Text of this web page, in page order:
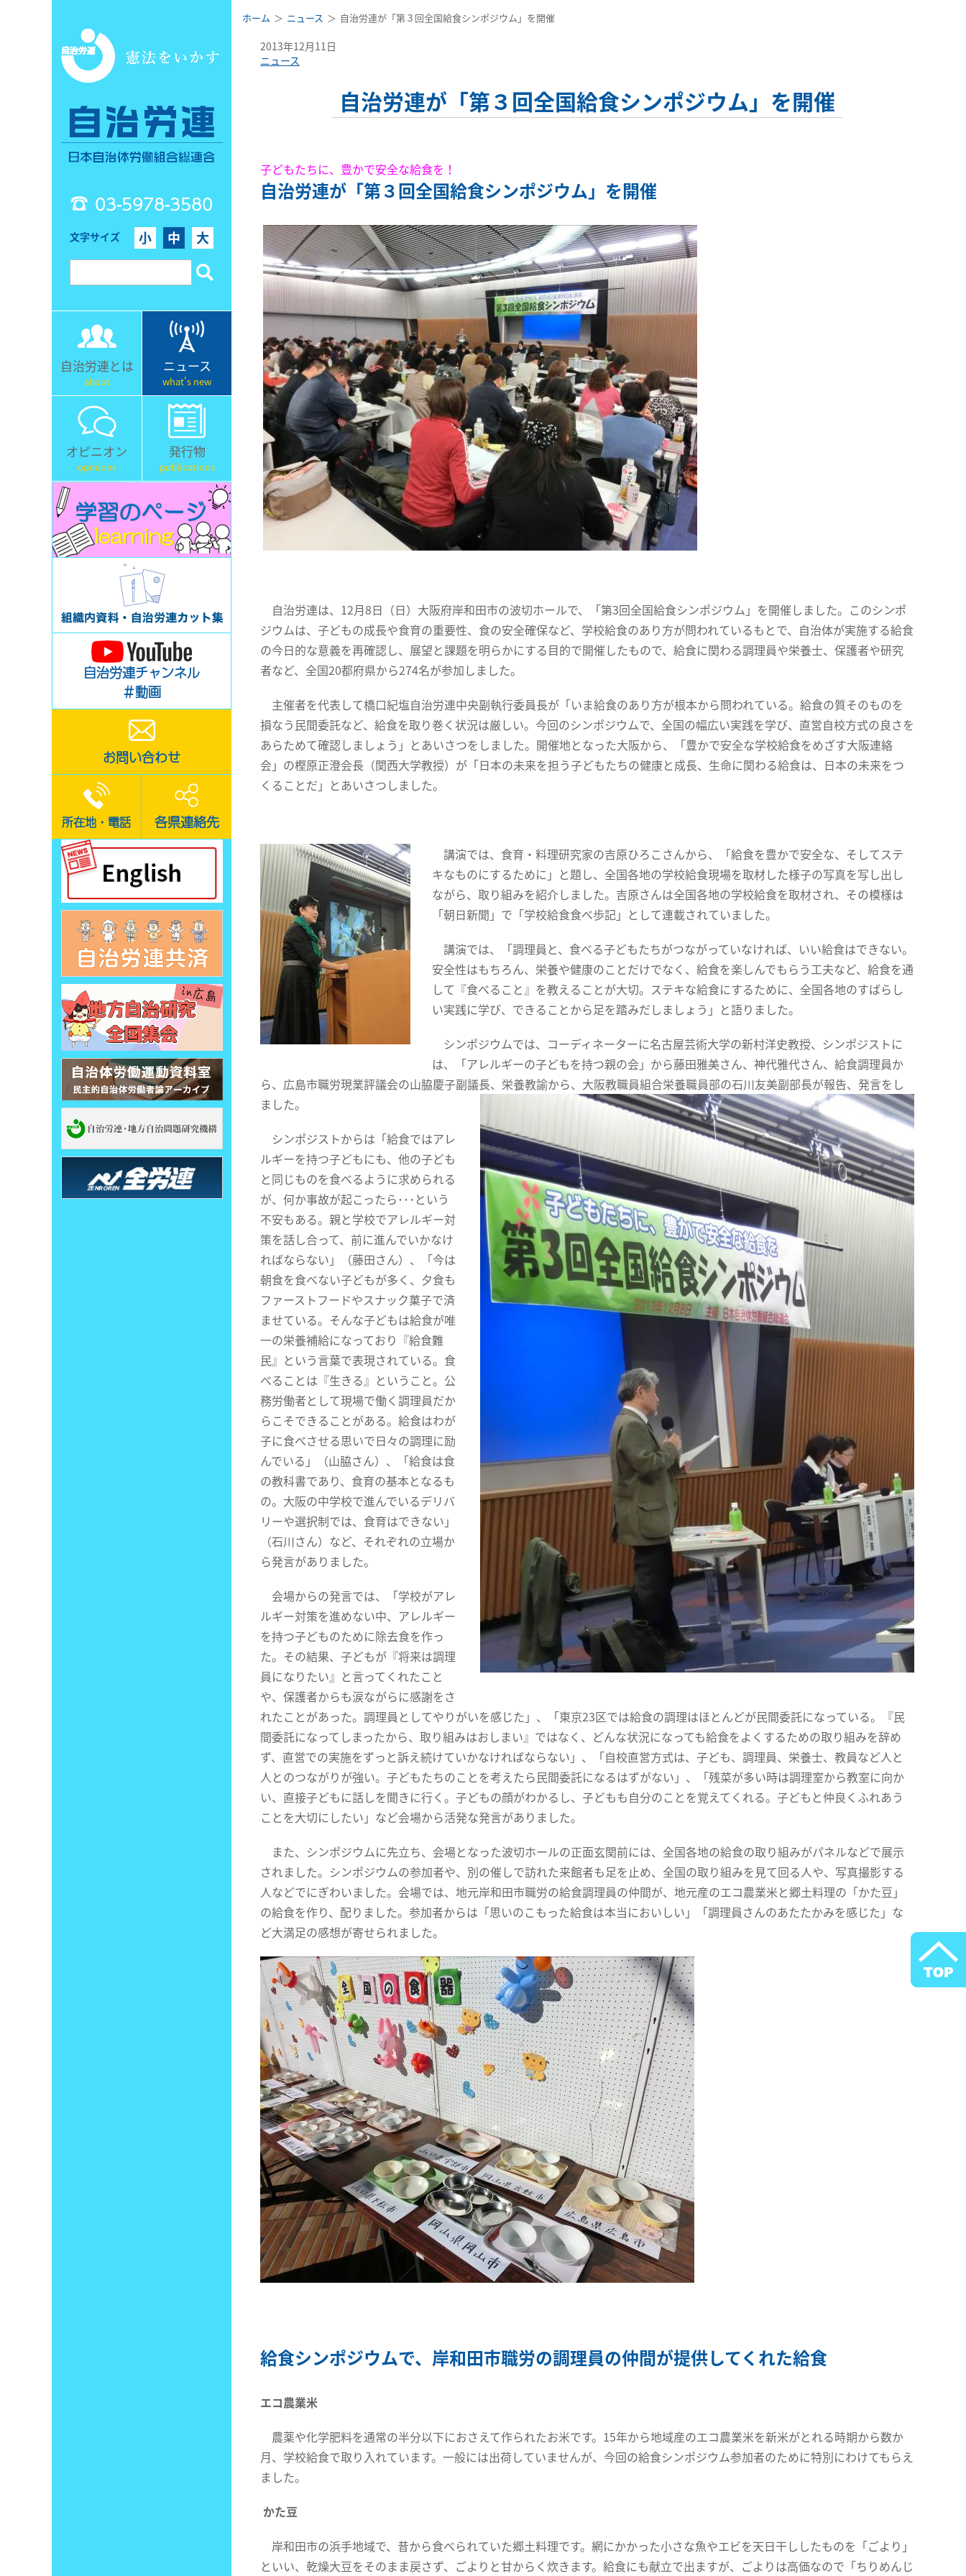
03-5978-3580
文字サイズ 小 中 大
自治労連とは
about
ニュース
what's new
オピニオン
opinions
発行物
publications
自治労連チャンネル
＃動画
お問い合わせ
所在地・電話 各県連絡先
ホーム ニュース 自治労連が「第３回全国給食シンポジウム」を開催
2013年12月11日
ニュース
自治労連が「第３回全国給食シンポジウム」を開催
子どもたちに、豊かで安全な給食を！
自治労連が「第３回全国給食シンポジウム」を開催
自治労連は、12月8日（日）大阪府岸和田市の波切ホールで、「第3回全国給食シンポジウム」を開催しました。このシンポ
ジウムは、子どもの成長や食育の重要性、食の安全確保など、学校給食のあり方が問われているもとで、自治体が実施する給食
の今日的な意義を再確認し、展望と課題を明らかにする目的で開催したもので、給食に関わる調理員や栄養士、保護者や研究
者など、全国20都府県から274名が参加しました。
主催者を代表して橋口紀塩自治労連中央副執行委員長が「いま給食のあり方が根本から問われている。給食の質そのものを
損なう民間委託など、給食を取り巻く状況は厳しい。今回のシンポジウムで、全国の幅広い実践を学び、直営自校方式の良さを
あらためて確認しましょう」とあいさつをしました。開催地となった大阪から、「豊かで安全な学校給食をめざす大阪連絡
会」の樫原正澄会長（関西大学教授）が「日本の未来を担う子どもたちの健康と成長、生命に関わる給食は、日本の未来をつ
くることだ」とあいさつしました。
講演では、食育・料理研究家の吉原ひろこさんから、「給食を豊かで安全な、そしてステ
キなものにするために」と題し、全国各地の学校給食現場を取材した様子の写真を写し出し
ながら、取り組みを紹介しました。吉原さんは全国各地の学校給食を取材され、その模様は
「朝日新聞」で「学校給食食べ歩記」として連載されていました。
講演では、「調理員と、食べる子どもたちがつながっていなければ、いい給食はできない。
安全性はもちろん、栄養や健康のことだけでなく、給食を楽しんでもらう工夫など、給食を通
して『食べること』を教えることが大切。ステキな給食にするために、全国各地のすばらし
い実践に学び、できることから足を踏みだしましょう」と語りました。
シンポジウムでは、コーディネーターに名古屋芸術大学の新村洋史教授、シンポジストに
は、「アレルギーの子どもを持つ親の会」から藤田雅美さん、神代雅代さん、給食調理員か
ら、広島市職労現業評議会の山脇慶子副議長、栄養教諭から、大阪教職員組合栄養職員部の石川友美副部長が報告、発言をし
ました。
シンポジストからは「給食ではアレ
ルギーを持つ子どもにも、他の子ども
と同じものを食べるように求められる
が、何か事故が起こったら･･･という
不安もある。親と学校でアレルギー対
策を話し合って、前に進んでいかなけ
ればならない」（藤田さん）、「今は
朝食を食べない子どもが多く、夕食も
ファーストフードやスナック菓子で済
ませている。そんな子どもは給食が唯
一の栄養補給になっており『給食難
民』という言葉で表現されている。食
べることは『生きる』ということ。公
務労働者として現場で働く調理員だか
らこそできることがある。給食はわが
子に食べさせる思いで日々の調理に励
んでいる」（山脇さん）、「給食は食
の教科書であり、食育の基本となるも
の。大阪の中学校で進んでいるデリバ
リーや選択制では、食育はできない」
（石川さん）など、それぞれの立場か
ら発言がありました。
会場からの発言では、「学校がアレ
ルギー対策を進めない中、アレルギー
を持つ子どものために除去食を作っ
た。その結果、子どもが『将来は調理
員になりたい』と言ってくれたこと
や、保護者からも涙ながらに感謝をさ
れたことがあった。調理員としてやりがいを感じた」、「東京23区では給食の調理はほとんどが民間委託になっている。『民
間委託になってしまったから、取り組みはおしまい』ではなく、どんな状況になっても給食をよくするための取り組みを辞め
ず、直営での実施をずっと訴え続けていかなければならない」、「自校直営方式は、子ども、調理員、栄養士、教員など人と
人とのつながりが強い。子どもたちのことを考えたら民間委託になるはずがない」、「残菜が多い時は調理室から教室に向か
い、直接子どもに話しを聞きに行く。子どもの顔がわかるし、子どもも自分のことを覚えてくれる。子どもと仲良くふれあう
ことを大切にしたい」など会場から活発な発言がありました。
また、シンポジウムに先立ち、会場となった波切ホールの正面玄関前には、全国各地の給食の取り組みがパネルなどで展示
されました。シンポジウムの参加者や、別の催しで訪れた来館者も足を止め、全国の取り組みを見て回る人や、写真撮影する
人などでにぎわいました。会場では、地元岸和田市職労の給食調理員の仲間が、地元産のエコ農業米と郷土料理の「かた豆」
の給食を作り、配りました。参加者からは「思いのこもった給食は本当においしい」「調理員さんのあたたかみを感じた」な
ど大満足の感想が寄せられました。
給食シンポジウムで、岸和田市職労の調理員の仲間が提供してくれた給食
エコ農業米
農薬や化学肥料を通常の半分以下におさえて作られたお米です。15年から地域産のエコ農業米を新米がとれる時期から数か
月、学校給食で取り入れています。一般には出荷していませんが、今回の給食シンポジウム参加者のために特別にわけてもらえ
ました。
かた豆
岸和田市の浜手地域で、昔から食べられていた郷土料理です。網にかかった小さな魚やエビを天日干ししたものを「ごより」
といい、乾燥大豆をそのまま戻さず、ごよりと甘からく炊きます。給食にも献立で出ますが、ごよりは高価なので「ちりめんじ